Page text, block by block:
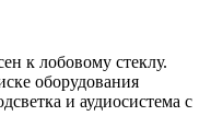
к лобовому стеклу.
оборудования
и аудиосистема с